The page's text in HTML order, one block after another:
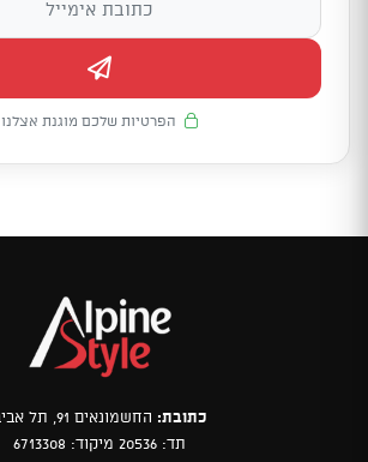
הפרטיות שלכם מוגנת אצלנו
כתובת: החשמונאים 91, תל אביב
תד: 20536 מיקוד: 6713308